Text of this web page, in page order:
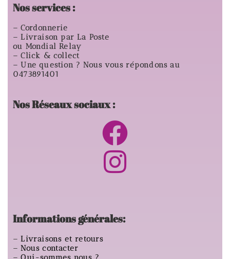
Nos services :
– Cordonnerie
– Livraison par La Poste
ou Mondial Relay
– Click & collect
– Une question ? Nous vous répondons au
0473891401
Nos Réseaux sociaux :
Informations générales:
–Livraisons et retours
–Nous contacter